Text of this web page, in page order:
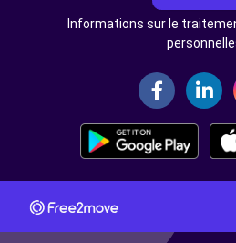
Informations sur le